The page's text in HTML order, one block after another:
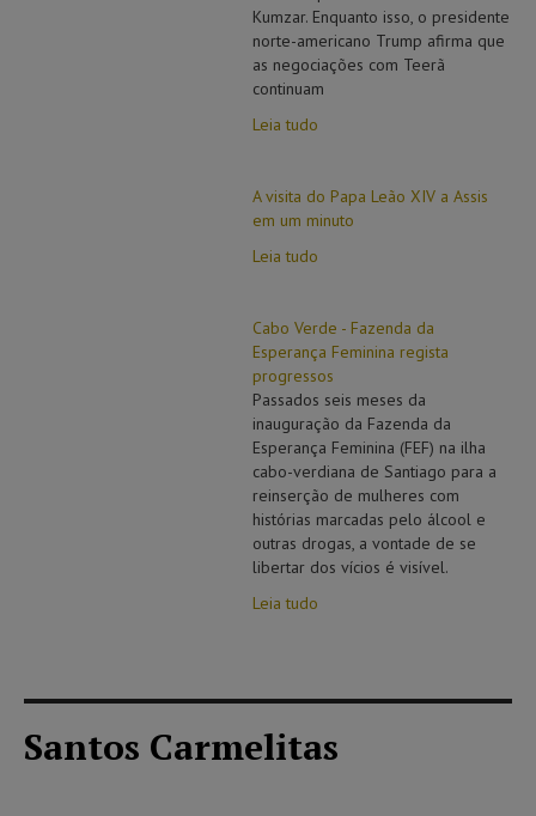
Kumzar. Enquanto isso, o presidente
norte-americano Trump afirma que
as negociações com Teerã
continuam
Leia tudo
A visita do Papa Leão XIV a Assis
em um minuto
Leia tudo
Cabo Verde - Fazenda da
Esperança Feminina regista
progressos
Passados seis meses da
inauguração da Fazenda da
Esperança Feminina (FEF) na ilha
cabo-verdiana de Santiago para a
reinserção de mulheres com
histórias marcadas pelo álcool e
outras drogas, a vontade de se
libertar dos vícios é visível.
Leia tudo
Santos Carmelitas